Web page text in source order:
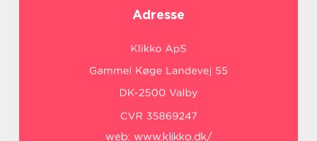
Adresse
web: www.klikko.dk/